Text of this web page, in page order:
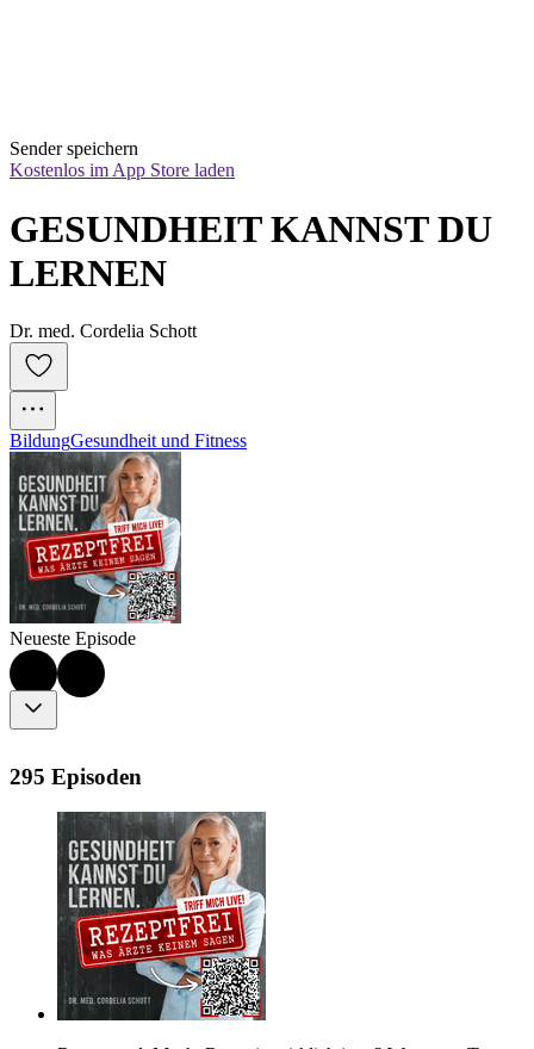
Sender speichern
Kostenlos im App Store laden
GESUNDHEIT KANNST DU
LERNEN
Dr. med. Cordelia Schott
BildungGesundheit und Fitness
Neueste Episode
295 Episoden